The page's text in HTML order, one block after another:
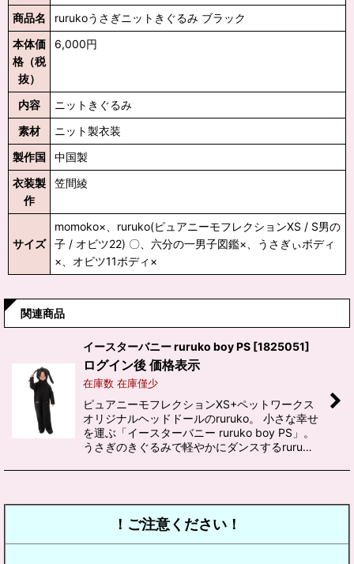
商品名
rurukoうさぎニットきぐるみ ブラック
本体価
格（税
抜）
6,000円
内容
ニットきぐるみ
素材
ニット製衣装
製作国
中国製
衣装製
作
笠間綾
サイズ
momoko×、ruruko(ピュアニーモフレクションXS / S男の
子 / オビツ22) 〇、六分の一男子図鑑×、うさぎぃボディ
×、オビツ11ボディ×
関連商品
イースターバニー ruruko boy PS [1825051]
ログイン後 価格表示
在庫数 在庫僅少
ピュアニーモフレクションXS+ペットワークス
オリジナルヘッドドールのruruko。 小さな幸せ
を運ぶ「イースターバニー ruruko boy PS」。
うさぎのきぐるみで軽やかにダンスするruru…
！ご注意ください！